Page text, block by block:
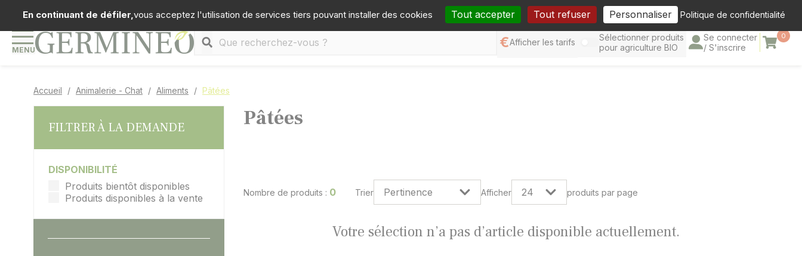
Téléphone : 05 65 77 99 70 Mail : contact@germineo.com Facebook
MENU
Afficher les tarifs
Sélectionner produits
pour agriculture BIO
Se connecter
/ S'inscrire
0
Panier
Accueil Animalerie - Chat Aliments Pâtées
FILTRER À LA DEMANDE
DISPONIBILITÉ
Produits bientôt disponibles
Produits disponibles à la vente
Pâtées
Nombre de produits : 0 Trier Afficher produits par page
Votre sélection n’a pas d’article disponible actuellement.
En continuant de défiler,vous acceptez l'utilisation de services tiers pouvant installer des cookies Tout accepter Tout refuser Personnaliser Politique de confidentialité